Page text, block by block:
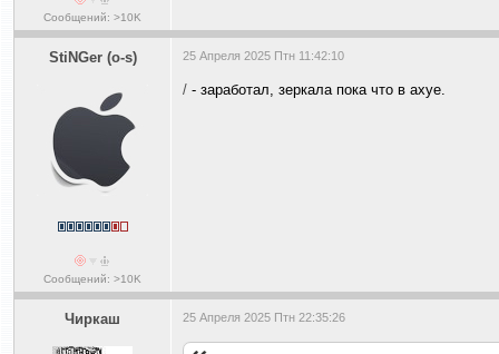
Сообщений: >10K
StiNGer (o-s)
Сообщений: >10K
25 Апреля 2025 Птн 11:42:10
/ - заработал, зеркала пока что в ахуе.
Чиркаш 25 Апреля 2025 Птн 22:35:26